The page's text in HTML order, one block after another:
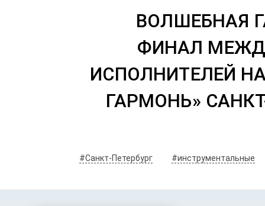
ВОЛШЕБНАЯ
ФИНАЛ
ИСПОЛНИТЕЛЕЙ
ГАРМОНЬ»
#Санкт-Петербург #инструментальные